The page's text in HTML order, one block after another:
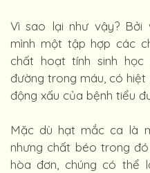
Vì sao lại như vậy?
mình một tập hợp các
chất hoạt tính sinh
đường trong máu, có
động xấu của bệnh tiểu
Mặc dù hạt mắc ca là
nhưng chất béo trong
hòa đơn, chúng có thể